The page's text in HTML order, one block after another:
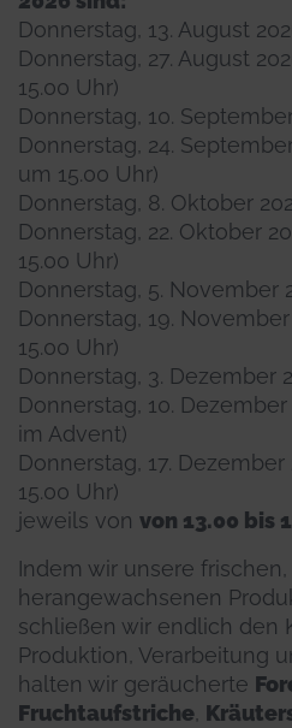
Donnerstag, 13. August
Donnerstag, 27. August
15.00 Uhr)
Donnerstag, 10.
Donnerstag, 24.
um 15.00 Uhr)
Donnerstag, 8. Oktober
Donnerstag, 22. Oktober
15.00 Uhr)
Donnerstag, 5. November
Donnerstag, 19.
15.00 Uhr)
Donnerstag, 3. Dezember
Donnerstag, 10.
im Advent)
Donnerstag, 17. Dezember
15.00 Uhr)
jeweils von von 13.00 bis
Indem wir unsere frischen,
herangewachsenen
schließen wir endlich den
Produktion, Verarbeitung
halten wir geräucherte
Fruchtaufstriche,